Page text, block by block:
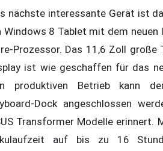
nächste interessante Gerät ist
Windows 8 Tablet mit dem
Prozessor. Das 11,6 Zoll
ist wie geschaffen für das
produktiven Betrieb kann
Dock angeschlossen
Transformer Modelle erinnert.
auf bis zu 16